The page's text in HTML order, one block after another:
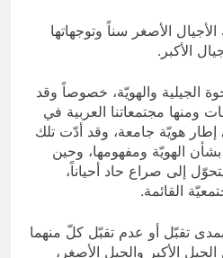
الأصغر سناً وتوجهاتها
الأكبر.
الجيلية والهويّة، خصوصاً وقد
ومنها مجتمعاتنا العربية في
هويّة جامعة، وقد أدّت تلك
الهويّة ومفهومها، وحين
إلى صراع حاد أحياناً،
القائمة.
تقبّل أو عدم تقبّل كلّ منهما
الجيل الأكبر والجيل الأصغر،